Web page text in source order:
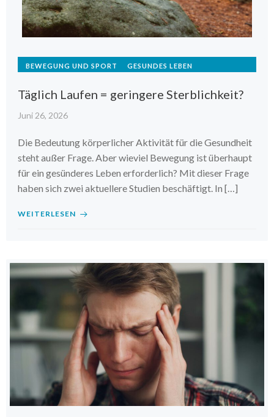
BEWEGUNG UND SPORT GESUNDES LEBEN
Täglich Laufen = geringere Sterblichkeit?
Juni 26, 2026
Die Bedeutung körperlicher Aktivität für die Gesundheit
steht außer Frage. Aber wieviel Bewegung ist überhaupt
für ein gesünderes Leben erforderlich? Mit dieser Frage
haben sich zwei aktuellere Studien beschäftigt. In […]
WEITERLESEN